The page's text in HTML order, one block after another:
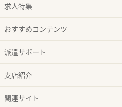
求人特集
おすすめコンテンツ
派遣サポート
支店紹介
関連サイト